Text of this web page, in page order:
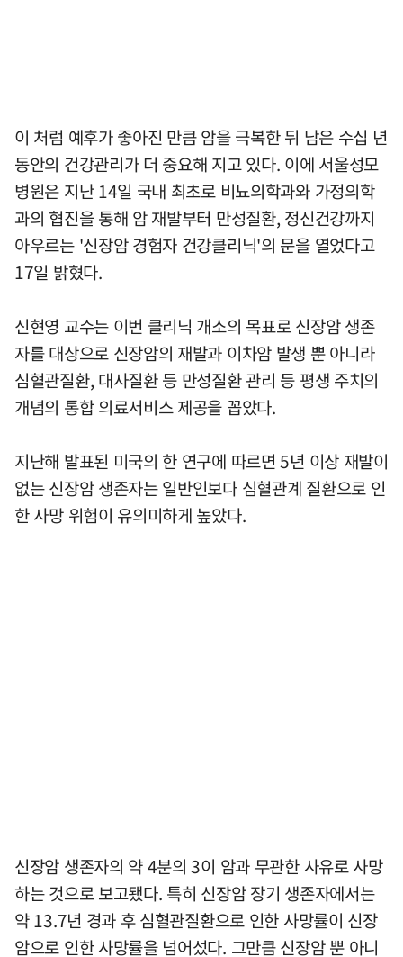
이 처럼 예후가 좋아진 만큼 암을 극복한 뒤 남은 수십 년
동안의 건강관리가 더 중요해 지고 있다. 이에 서울성모
병원은 지난 14일 국내 최초로 비뇨의학과와 가정의학
과의 협진을 통해 암 재발부터 만성질환, 정신건강까지
아우르는 '신장암 경험자 건강클리닉'의 문을 열었다고
17일 밝혔다.
신현영 교수는 이번 클리닉 개소의 목표로 신장암 생존
자를 대상으로 신장암의 재발과 이차암 발생 뿐 아니라
심혈관질환, 대사질환 등 만성질환 관리 등 평생 주치의
개념의 통합 의료서비스 제공을 꼽았다.
지난해 발표된 미국의 한 연구에 따르면 5년 이상 재발이
없는 신장암 생존자는 일반인보다 심혈관계 질환으로 인
한 사망 위험이 유의미하게 높았다.
신장암 생존자의 약 4분의 3이 암과 무관한 사유로 사망
하는 것으로 보고됐다. 특히 신장암 장기 생존자에서는
약 13.7년 경과 후 심혈관질환으로 인한 사망률이 신장
암으로 인한 사망률을 넘어섰다. 그만큼 신장암 뿐 아니